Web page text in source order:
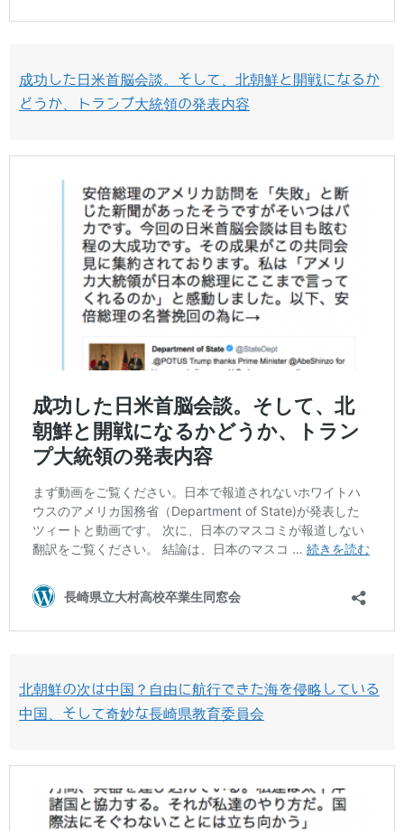
成功した日米首脳会談。そして、北朝鮮と開戦になるか
どうか、トランプ大統領の発表内容
北朝鮮の次は中国？自由に航行できた海を侵略している
中国、そして奇妙な長崎県教育委員会